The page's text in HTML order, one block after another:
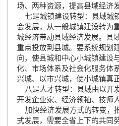
场、两种资源，提高县域经济
七是城镇建设转型：县域城
会发展，从一般城镇建设转为
城经济带动县域经济发展。县
重点投放到县城。要系统规划
向，使县城和中心小城镇建设
化、市场体系及社会化服务体
兴城、以市兴城，使小城镇真
八是人才转型：县域由以开
开发企业家、经济领袖、技师
加快经济发展方式的转变，
式发展，需要全省上下的共同